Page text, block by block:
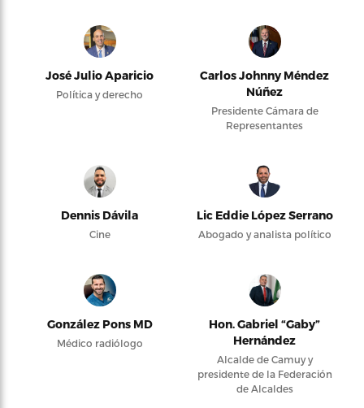
José Julio Aparicio
Política y derecho
Carlos Johnny Méndez
Núñez
Presidente Cámara de
Representantes
Dennis Dávila
Cine
Lic Eddie López Serrano
Abogado y analista político
González Pons MD
Médico radiólogo
Hon. Gabriel “Gaby”
Hernández
Alcalde de Camuy y
presidente de la Federación
de Alcaldes